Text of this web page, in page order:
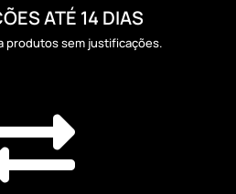
ATÉ 14 DIAS
produtos sem justificações.